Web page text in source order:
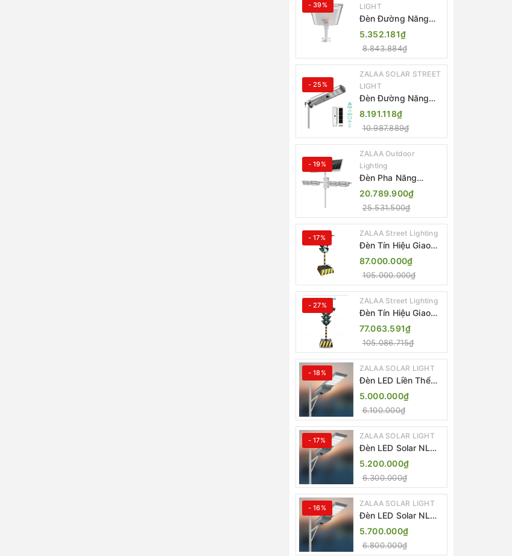
- 39%
LIGHT
Đèn Đường Năng
Lượng Mặt Trời
Nhôm Đúc ZALAA
ZL-BWH Cao Cấp
IP65
5.352.181₫
8.843.884₫
- 25%
ZALAA SOLAR STREET
LIGHT
Đèn Đường Năng
Lượng Mặt Trời Tích
Hợp Camera ZALAA
ZL-BJ04-CCTV
(80W, IP65)
8.191.118₫
10.987.889₫
- 19%
ZALAA Outdoor
Lighting
Đèn Pha Năng
Lượng Mặt Trời Sân
Thể Thao ZALAA
Jsc Chống Nước
IP65 Cao Cấp
20.789.900₫
25.531.500₫
- 17% ZALAA Street Lighting
Đèn Tín Hiệu Giao
Thông Di Động Năng
Lượng Mặt Trời
ZALAA ZL-300A-D
87.000.000₫
105.000.000₫
- 27% ZALAA Street Lighting
Đèn Tín Hiệu Giao
Thông Di Động Năng
Lượng Mặt Trời
ZALAA ZL-409300C
77.063.591₫
105.086.715₫
- 18% ZALAA SOLAR LIGHT
Đèn LED Liền Thể
ZALAA Solar Street
Light ZKC-TG 20W
25W 30W All In One
5.000.000₫
6.100.000₫
- 17% ZALAA SOLAR LIGHT
Đèn LED Solar NLMT
Liền Thể ZKC-TG
20W All in One |
ZALAA Street Light
5.200.000₫
6.300.000₫
- 16% ZALAA SOLAR LIGHT
Đèn LED Solar NLMT
Liền Thể ZKC-TG
25W All in One |
ZALAA Street Light
5.700.000₫
6.800.000₫